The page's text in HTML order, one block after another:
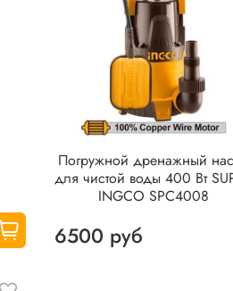
Погружной дренажный
для чистой воды 400 Вт
INGCO SPC4008
6500 руб